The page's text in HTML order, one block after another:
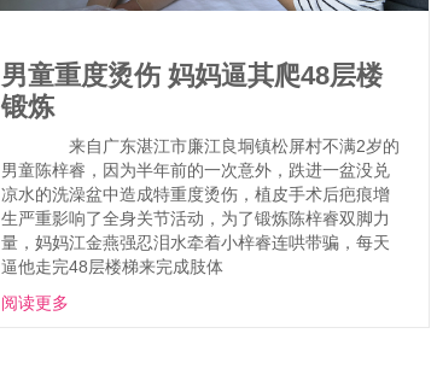
男童重度烫伤 妈妈逼其爬48层楼
锻炼
来自广东湛江市廉江良垌镇松屏村不满2岁的
男童陈梓睿，因为半年前的一次意外，跌进一盆没兑
凉水的洗澡盆中造成特重度烫伤，植皮手术后疤痕增
生严重影响了全身关节活动，为了锻炼陈梓睿双脚力
量，妈妈江金燕强忍泪水牵着小梓睿连哄带骗，每天
逼他走完48层楼梯来完成肢体
阅读更多